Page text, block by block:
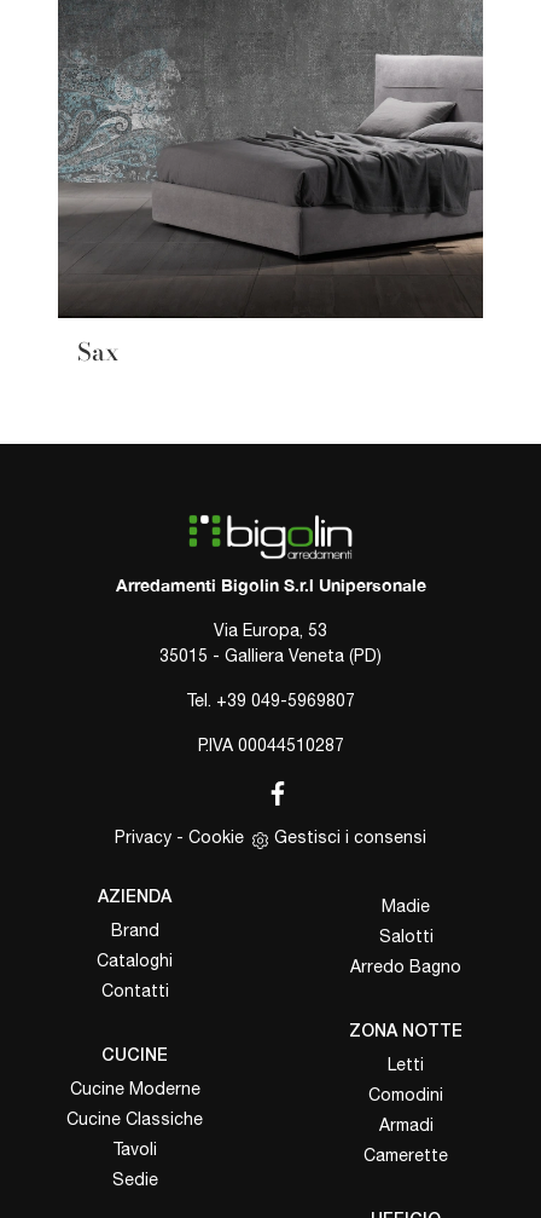
Sax
Arredamenti Bigolin S.r.l Unipersonale
Via Europa, 53
35015 - Galliera Veneta (PD)
Tel. +39 049-5969807
P.IVA 00044510287
Privacy - Cookie Gestisci i consensi
AZIENDA
Brand
Cataloghi
Contatti
CUCINE
Cucine Moderne
Cucine Classiche
Tavoli
Sedie
Madie
Salotti
Arredo Bagno
ZONA NOTTE
Letti
Comodini
Armadi
Camerette